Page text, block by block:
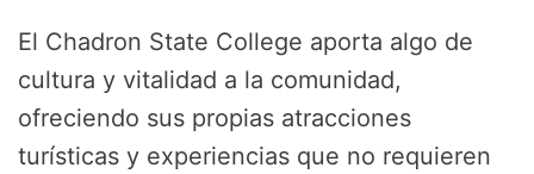
El Chadron State College aporta algo de
cultura y vitalidad a la comunidad,
ofreciendo sus propias atracciones
turísticas y experiencias que no requieren